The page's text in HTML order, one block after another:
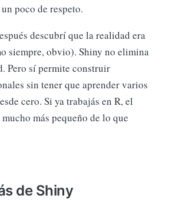
poco de respeto.
descubrí que la realidad era
siempre, obvio). Shiny no elimina
Pero sí permite construir
sin tener que aprender varios
cero. Si ya trabajás en R, el
más pequeño de lo que
de Shiny